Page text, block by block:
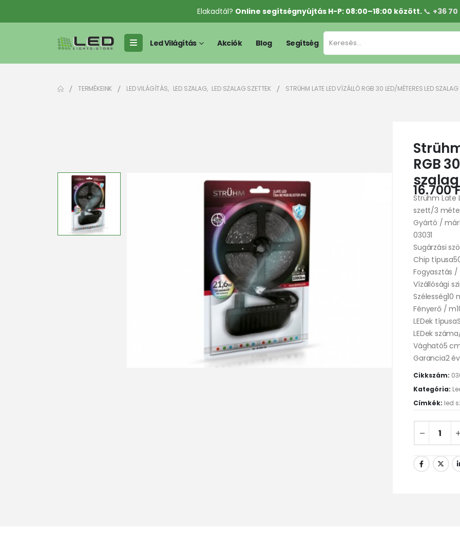
Elakadtál? Online segítségnyújtás H-P: 08:00–18:00 között. 📞 +36 70
Led Világítás Akciók Blog Segítség
TERMÉKEINK LED VILÁGÍTÁS, LED SZALAG, LED SZALAG SZETTEK STRÜHM LATE LED VÍZÁLLÓ RGB 30 LED/MÉTERES LED
RGB
16.700
Strühm Late
szett/3
Gyártó /
03031
Sugárzási
Chip
Fogyasztás /
Vízállósági
Szélesség10
Fényerő /
LEDek
LEDek
Vágható5
Garancia2 év
Cikkszám:
Kategória:
Címkék: led